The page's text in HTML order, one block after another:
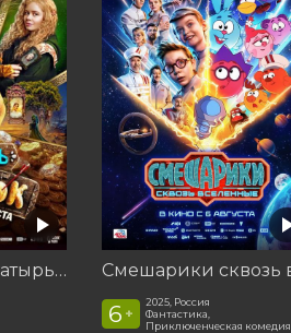
Последний богатырь. Колобок
6 +
2025, Россия
Фантастика,
Приключенческая комедия